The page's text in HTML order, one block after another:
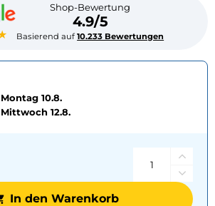
Shop-Bewertung
4.9/5
Basierend auf10.233 Bewertungen
Montag 10.8.
Mittwoch 12.8.
In den Warenkorb